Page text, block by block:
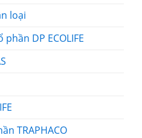
loại
phần DP ECOLIFE
TRAPHACO